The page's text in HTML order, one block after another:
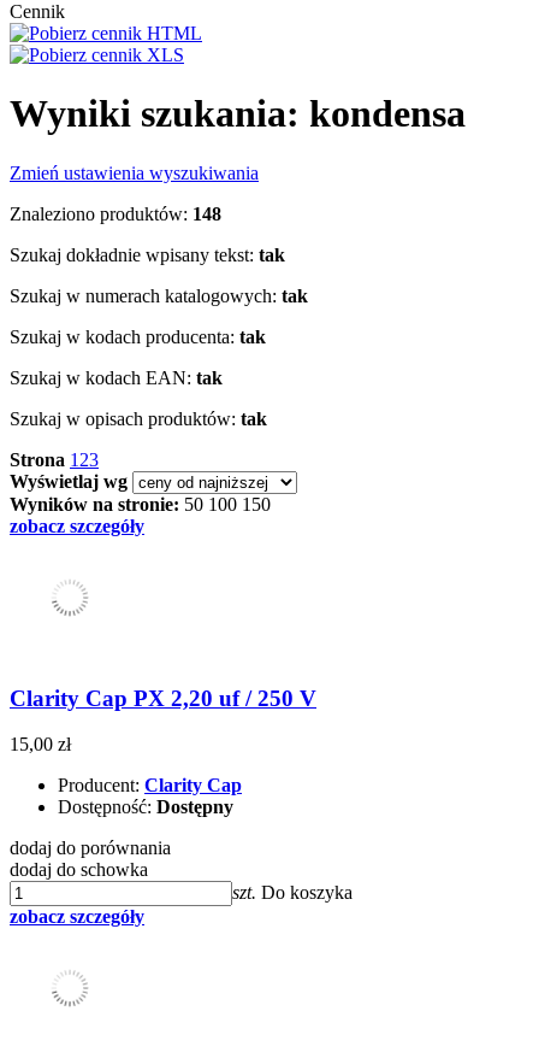
Cennik
Wyniki szukania: kondensa
Zmień ustawienia wyszukiwania
Znaleziono produktów: 148
Szukaj dokładnie wpisany tekst: tak
Szukaj w numerach katalogowych: tak
Szukaj w kodach producenta: tak
Szukaj w kodach EAN: tak
Szukaj w opisach produktów: tak
Strona 1 23
Wyświetlaj wg
Wyników na stronie: 50 100 150
zobacz szczegóły
Clarity Cap PX 2,20 uf / 250 V
15,00 zł
Producent: Clarity Cap
Dostępność: Dostępny
dodaj do porównania
dodaj do schowka
szt. Do koszyka
zobacz szczegóły